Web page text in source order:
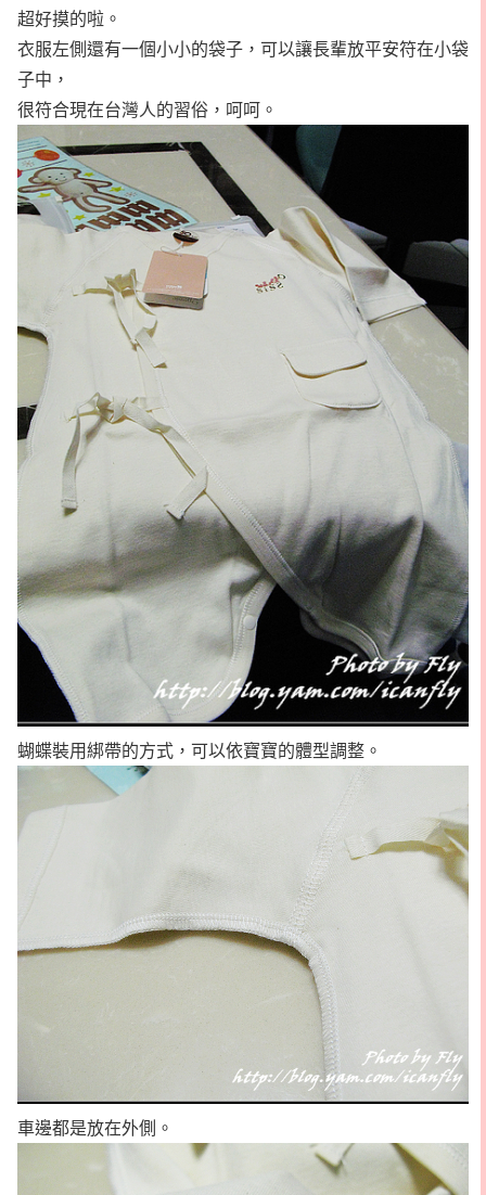
超好摸的啦。
衣服左側還有一個小小的袋子，可以讓長輩放平安符在小袋
子中，
很符合現在台灣人的習俗，呵呵。
蝴蝶裝用綁帶的方式，可以依寶寶的體型調整。
車邊都是放在外側。